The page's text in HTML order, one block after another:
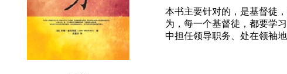
本书主要针对的，是基督徒
为，每一个基督徒，都要学
中担任领导职务、处在领袖